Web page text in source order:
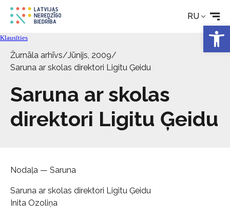
RU
Klausīties
Žurnāla arhīvs/Jūnijs, 2009/
Saruna ar skolas direktori Ligitu Ģeidu
Saruna ar skolas
direktori Ligitu Ģeidu
Nodaļa — Saruna
Saruna ar skolas direktori Ligitu Ģeidu
Inita Ozoliņa